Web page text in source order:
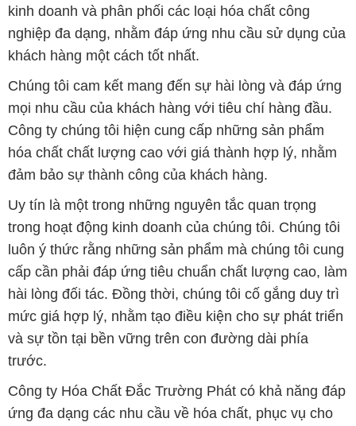
kinh doanh và phân phối các loại hóa chất công
nghiệp đa dạng, nhằm đáp ứng nhu cầu sử dụng của
khách hàng một cách tốt nhất.
Chúng tôi cam kết mang đến sự hài lòng và đáp ứng
mọi nhu cầu của khách hàng với tiêu chí hàng đầu.
Công ty chúng tôi hiện cung cấp những sản phẩm
hóa chất chất lượng cao với giá thành hợp lý, nhằm
đảm bảo sự thành công của khách hàng.
Uy tín là một trong những nguyên tắc quan trọng
trong hoạt động kinh doanh của chúng tôi. Chúng tôi
luôn ý thức rằng những sản phẩm mà chúng tôi cung
cấp cần phải đáp ứng tiêu chuẩn chất lượng cao, làm
hài lòng đối tác. Đồng thời, chúng tôi cố gắng duy trì
mức giá hợp lý, nhằm tạo điều kiện cho sự phát triển
và sự tồn tại bền vững trên con đường dài phía
trước.
Công ty Hóa Chất Đắc Trường Phát có khả năng đáp
ứng đa dạng các nhu cầu về hóa chất, phục vụ cho